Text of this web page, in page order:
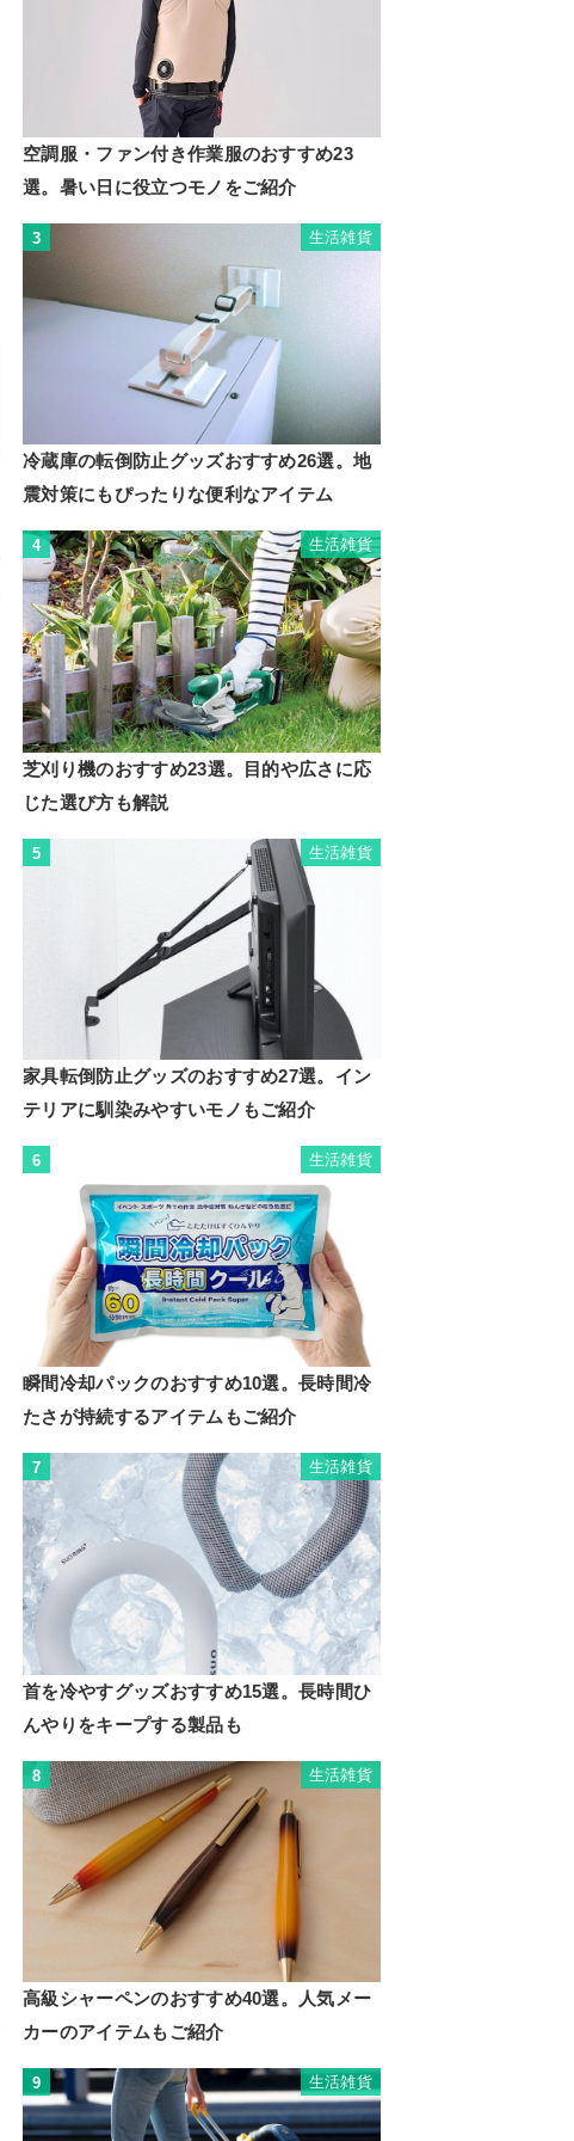
空調服・ファン付き作業服のおすすめ23
選。暑い日に役立つモノをご紹介
3 生活雑貨
冷蔵庫の転倒防止グッズおすすめ26選。地
震対策にもぴったりな便利なアイテム
4 生活雑貨
芝刈り機のおすすめ23選。目的や広さに応
じた選び方も解説
5 生活雑貨
家具転倒防止グッズのおすすめ27選。イン
テリアに馴染みやすいモノもご紹介
6 生活雑貨
瞬間冷却パックのおすすめ10選。長時間冷
たさが持続するアイテムもご紹介
7 生活雑貨
首を冷やすグッズおすすめ15選。長時間ひ
んやりをキープする製品も
8 生活雑貨
高級シャーペンのおすすめ40選。人気メー
カーのアイテムもご紹介
9 生活雑貨